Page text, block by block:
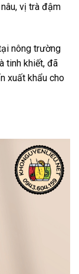
vị trà đậm
nông trường
tinh khiết, đã
xuất khẩu cho